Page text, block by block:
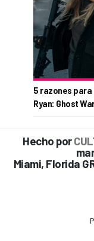
5 razones
Ryan: Ghost
Hecho por
Miami, Florida